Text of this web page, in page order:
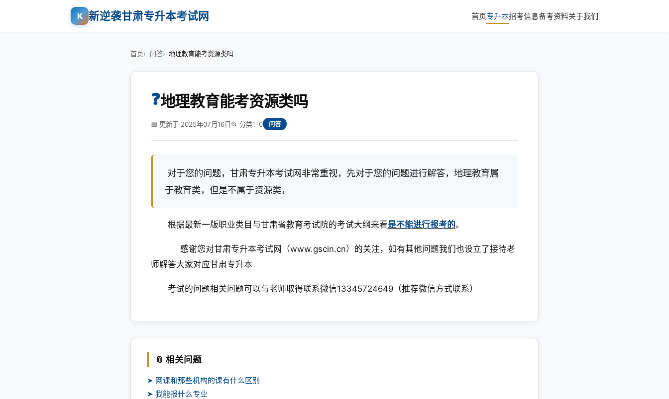
K 新逆袭甘肃专升本考试网 首页专升本招考信息备考资料关于我们
首页 问答 地理教育能考资源类吗
❓地理教育能考资源类吗
📅 更新于 2025年07月16日📂 分类：0 问答
对于您的问题，甘肃专升本考试网非常重视，先对于您的问题进行解答，地理教育属
于教育类，但是不属于资源类，
根据最新一版职业类目与甘肃省教育考试院的考试大纲来看是不能进行报考的。
感谢您对甘肃专升本考试网（www.gscin.cn）的关注，如有其他问题我们也设立了接待老
师解答大家对应甘肃专升本
考试的问题相关问题可以与老师取得联系微信13345724649（推荐微信方式联系）
📎 相关问题
➤ 网课和那些机构的课有什么区别
➤ 我能报什么专业